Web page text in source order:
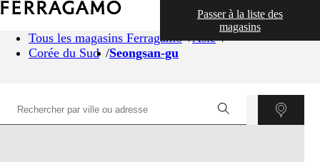
Tous les magasins Ferragamo
Asie
Corée du Sud
Seongsan-gu
Passer à la liste des
magasins
CARTO